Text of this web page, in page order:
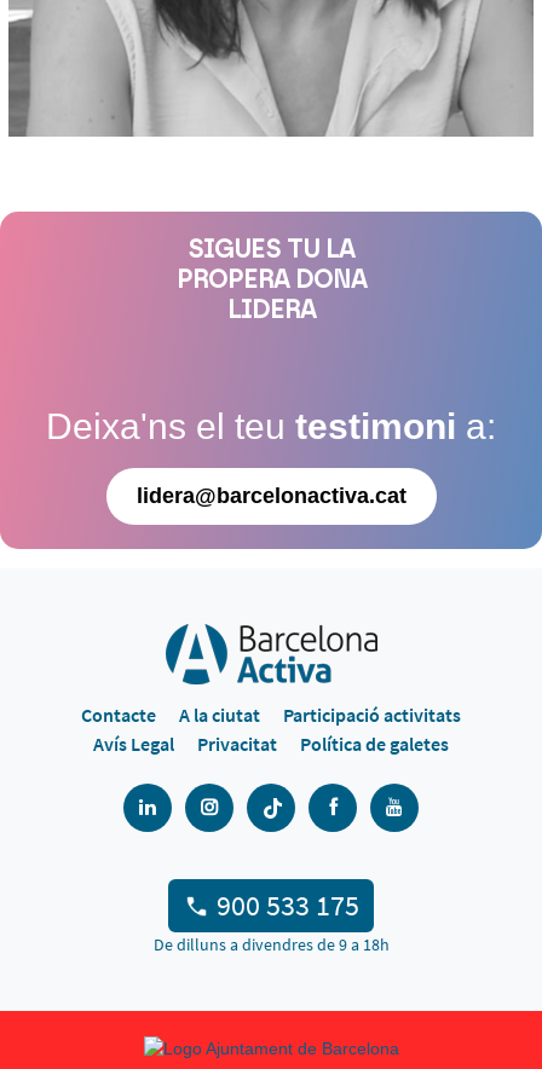
SIGUES TU LA
PROPERA DONA
LIDERA
Deixa'ns el teu testimoni a:
lidera@barcelonactiva.cat
Contacte A la ciutat
Participació activitats
Avís Legal
Privacitat Política de galetes
900 533 175
De dilluns a divendres de 9 a 18h